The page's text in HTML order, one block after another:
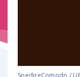
SpedireComodo /